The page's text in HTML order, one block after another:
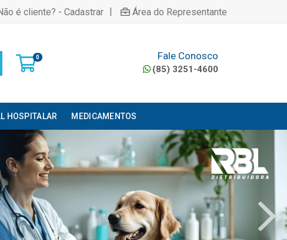
é cliente? - Cadastrar | Área do Representante
0 Fale Conosco
(85) 3251-4600
HOSPITALAR MEDICAMENTOS